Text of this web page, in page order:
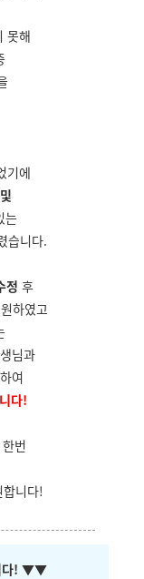
못해
기에
는
습니다.
정 후
하였고
님과
여
다!
번
니다!
! ▼▼